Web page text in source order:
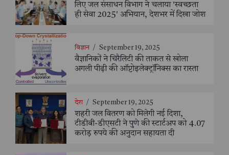
लिए जल संसाधन विभाग ने चलाया 'स्वच्छता
ही सेवा 2025' अभियान, देशभर में दिखा जोश
विज्ञान / September 19, 2025
वैज्ञानिकों ने चिरैलिटी की ताकत से खोला
अगली पीढ़ी की ऑप्टोइलेक्ट्रॉनिक्स का रास्ता
देश / September 19, 2025
शहरी जल वितरण को मिलेगी नई दिशा,
टीडीबी-डीएसटी ने पुणे की स्टार्टअप को 4.07
करोड़ रुपये की अनुदान सहायता दी